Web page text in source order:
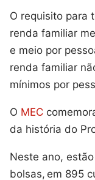
O requisito para
renda familiar
e meio por
renda familiar
mínimos por
O MEC
da história do
Neste ano,
bolsas, em 895